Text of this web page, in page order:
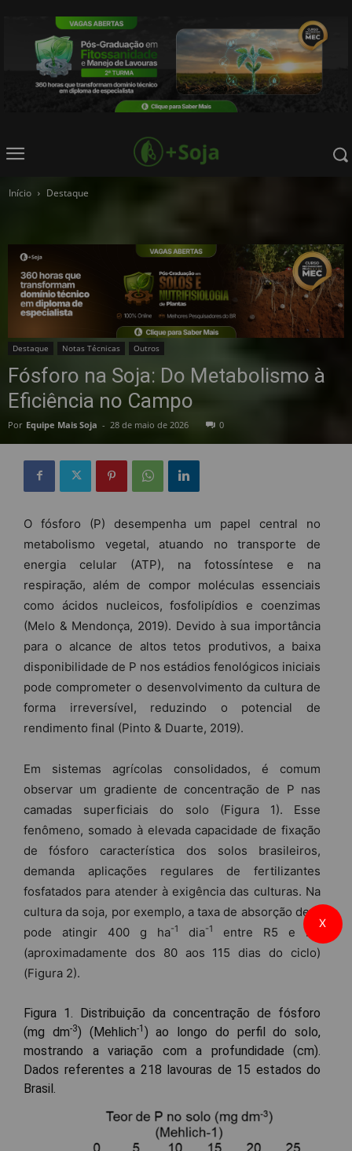
Início Destaque
Destaque Notas Técnicas Outros
Fósforo na Soja: Do Metabolismo à
Eficiência no Campo
Por Equipe Mais Soja - 28 de maio de 2026 0
O fósforo (P) desempenha um papel central no
metabolismo vegetal, atuando no transporte de
energia celular (ATP), na fotossíntese e na
respiração, além de compor moléculas essenciais
como ácidos nucleicos, fosfolipídios e coenzimas
(Melo & Mendonça, 2019). Devido à sua importância
para o alcance de altos tetos produtivos, a baixa
disponibilidade de P nos estádios fenológicos iniciais
pode comprometer o desenvolvimento da cultura de
forma irreversível, reduzindo o potencial de
rendimento final (Pinto & Duarte, 2019).
Em sistemas agrícolas consolidados, é comum
observar um gradiente de concentração de P nas
camadas superficiais do solo (Figura 1). Esse
fenômeno, somado à elevada capacidade de fixação
de fósforo característica dos solos brasileiros,
demanda aplicações regulares de fertilizantes
fosfatados para atender à exigência das culturas. Na
cultura da soja, por exemplo, a taxa de absorção de P
pode atingir 400 g ha-1 dia-1
entre R5 e R7
(aproximadamente dos 80 aos 115 dias do ciclo)
(Figura 2).
Figura 1. Distribuição da concentração de fósforo
(mg dm-3) (Mehlich-1 ) ao longo do perfil do solo,
mostrando a variação com a profundidade (cm).
Dados referentes a 218 lavouras de 15 estados do
Brasil.
X